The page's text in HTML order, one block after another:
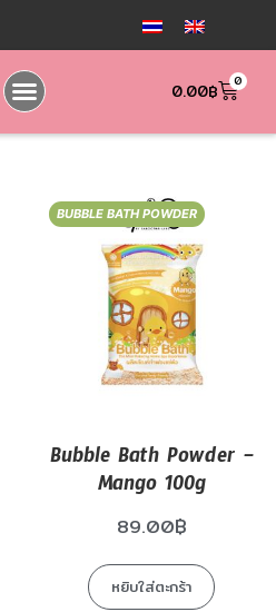
0.00฿ 0
BUBBLE BATH POWDER
Bubble Bath Powder –
Mango 100g
89.00฿
หยิบใส่ตะกร้า